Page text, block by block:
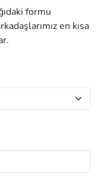
formu
en kısa